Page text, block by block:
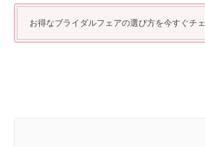
お得なブライダルフェアの選び方を今すぐチ